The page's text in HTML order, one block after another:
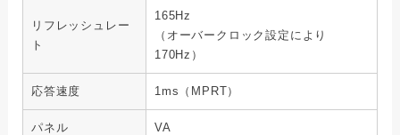
リフレッシュレー
ト
165Hz
（オーバークロック設定により
170Hz）
応答速度 1ms（MPRT）
パネル VA